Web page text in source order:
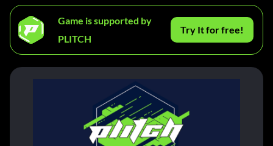
Game is supported by
PLITCH
Try It for free!